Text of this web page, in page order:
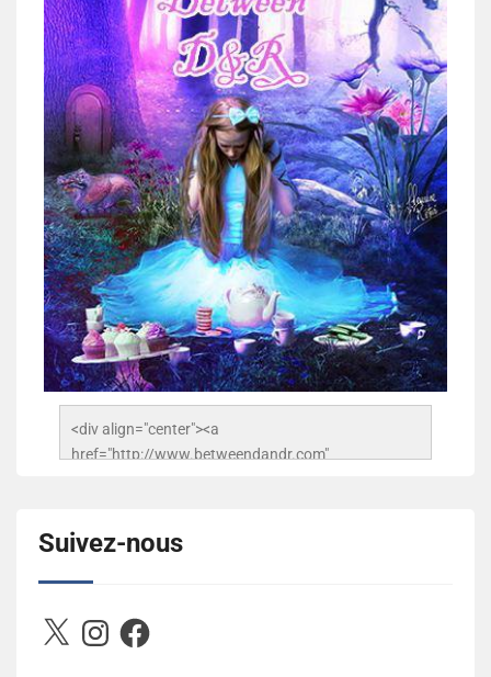
<div align="center"><a
href="http://www.betweendandr.com"
503716673157532-2788222864243652657-n.jpg"
alt="Between D&R" style="border:none;" /></a>
</div>
Suivez-nous
X InstagramFacebook